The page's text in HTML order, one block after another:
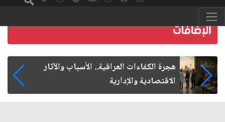
هجرة الكفاءات العراقية.. الأسباب والآثار
الاقتصادية والإدارية